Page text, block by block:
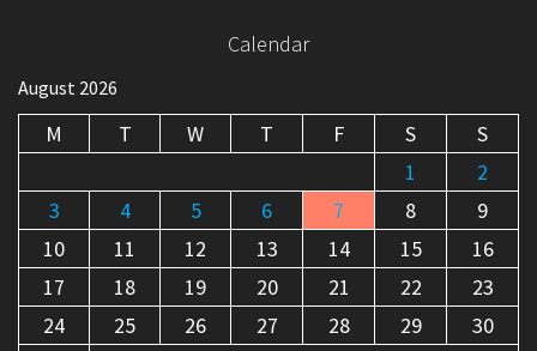
Calendar
August 2026
M T W T F S
S
1
2
3
4 5 6 7 8
9
10
11 12 13 14 15
16
17
18 19 20 21 22
23
24
25 26 27 28 29
30